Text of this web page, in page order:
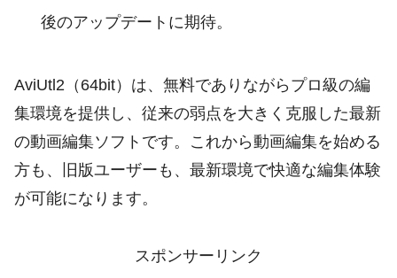
後のアップデートに期待。
AviUtl2（64bit）は、無料でありながらプロ級の編
集環境を提供し、従来の弱点を大きく克服した最新
の動画編集ソフトです。これから動画編集を始める
方も、旧版ユーザーも、最新環境で快適な編集体験
が可能になります。
スポンサーリンク